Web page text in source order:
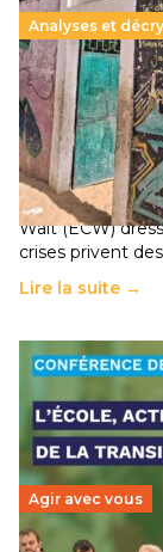
Analyses et
258 millions
chocs
population
11 juillet 2026-
Un nouveau
Wait (ECW)
crises privent
Lire la suite →
Agir avec vous